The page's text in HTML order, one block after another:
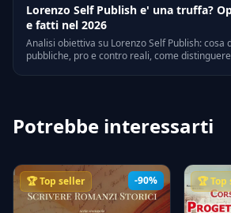
Lorenzo Self Publish e' una truffa?
e fatti nel 2026
Analisi obiettiva su Lorenzo Self Publish: cosa
pubbliche, pro e contro reali, come
Potrebbe interessarti
-90%
🏆 Top seller 🏆 Top